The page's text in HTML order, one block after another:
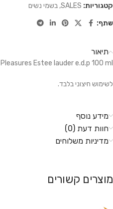
קטגוריות: SALES
, בשמי נשים
שתף:
תיאור
Pleasures Estee lauder e.d.p 100 ml
לשימוש חיצוני בלבד.
מידע נוסף
חוות דעת (0)
מדיניות משלוחים
מוצרים קשורים